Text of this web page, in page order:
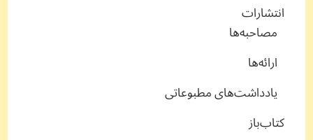
انتشارات
مصاحبه‌ها
ارائه‌ها
یادداشت‌های مطبوعاتی
کتاب‌باز